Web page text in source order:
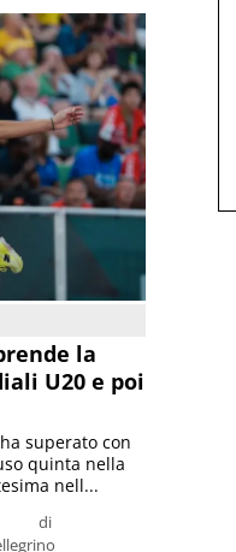
la
U20 e poi
di
superato con
quinta nella
nell...